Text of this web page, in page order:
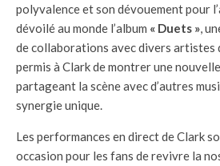
polyvalence et son dévouement pour
dévoilé au monde l’album « Duets »,
de collaborations avec divers artistes
permis à Clark de montrer une
partageant la scène avec d’autres
synergie unique.
Les performances en direct de Clark
occasion pour les fans de revivre la